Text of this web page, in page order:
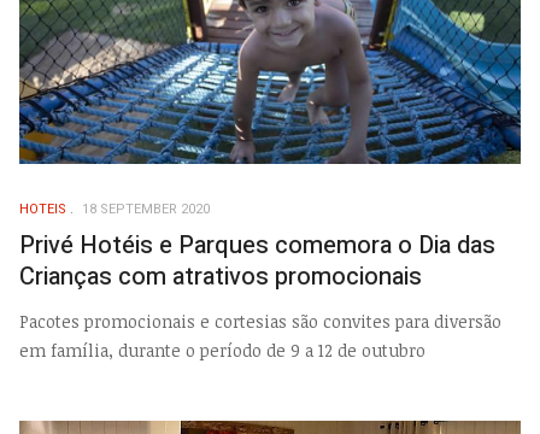
HOTEIS 18 SEPTEMBER 2020
Privé Hotéis e Parques comemora o Dia das
Crianças com atrativos promocionais
Pacotes promocionais e cortesias são convites para diversão
em família, durante o período de 9 a 12 de outubro